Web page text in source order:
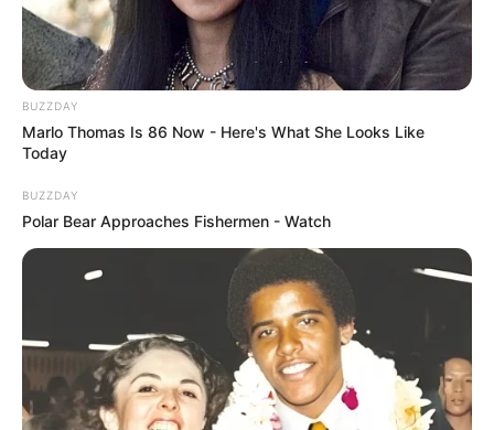
Fonte:
2. Jogo de banheiro de coruja
BUZZDAY
Marlo Thomas Is 86 Now - Here's What She Looks Like
Today
BUZZDAY
Polar Bear Approaches Fishermen - Watch